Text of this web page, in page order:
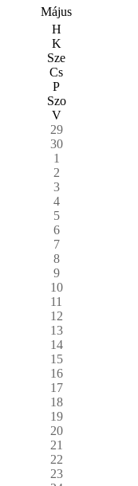
Május
H
K
Sze
Cs
P
Szo
V
29
30
1
2
3
4
5
6
7
8
9
10
11
12
13
14
15
16
17
18
19
20
21
22
23